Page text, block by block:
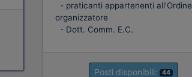
- praticanti appartenenti all'Ordine
organizzatore
- Dott. Comm. E.C.
Posti disponibili: 44